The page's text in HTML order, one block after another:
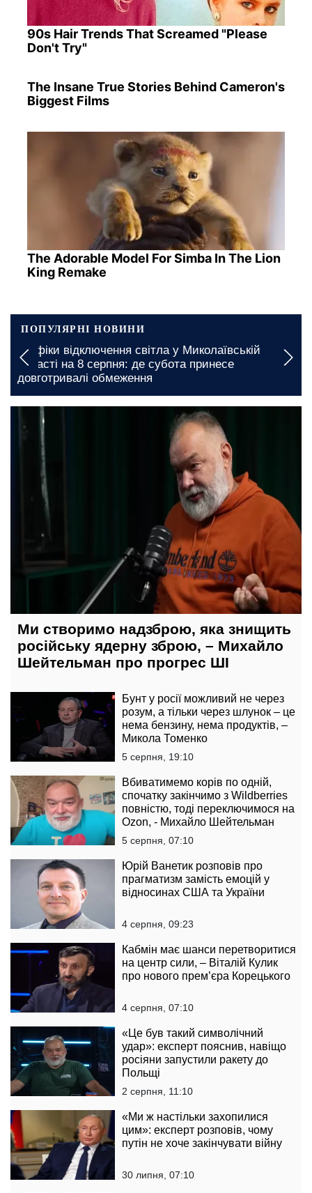
90s Hair Trends That Screamed "Please
Don't Try"
The Insane True Stories Behind Cameron's
Biggest Films
The Adorable Model For Simba In The Lion
King Remake
ПОПУЛЯРНІ НОВИНИ
Вводяться тривалі обмеження: в Херсоні
запроваджено нові графіки відключення води
вчора, 16:44
Ми створимо надзброю, яка знищить
російську ядерну зброю, – Михайло
Шейтельман про прогрес ШІ
Бунт у росії можливий не через
розум, а тільки через шлунок – це
нема бензину, нема продуктів, –
Микола Томенко
5 серпня, 19:10
Вбиватимемо корів по одній,
спочатку закінчимо з Wildberries
повністю, тоді переключимося на
Ozon, - Михайло Шейтельман
5 серпня, 07:10
Юрій Ванетик розповів про
прагматизм замість емоцій у
відносинах США та України
4 серпня, 09:23
Кабмін має шанси перетворитися
на центр сили, – Віталій Кулик
про нового прем’єра Корецького
4 серпня, 07:10
«Це був такий символічний
удар»: експерт пояснив, навіщо
росіяни запустили ракету до
Польщі
2 серпня, 11:10
«Ми ж настільки захопилися
цим»: експерт розповів, чому
путін не хоче закінчувати війну
30 липня, 07:10